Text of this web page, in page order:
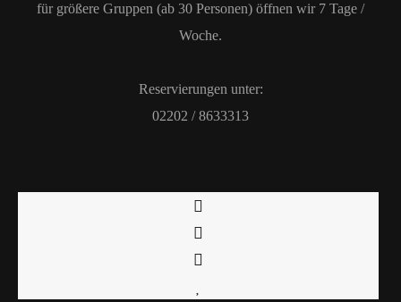
für größere Gruppen (ab 30 Personen) öffnen wir 7 Tage /
Woche.
Reservierungen unter:
02202 / 8633313